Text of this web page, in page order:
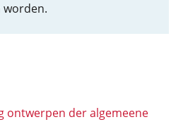
worden.
ontwerpen der algemeene